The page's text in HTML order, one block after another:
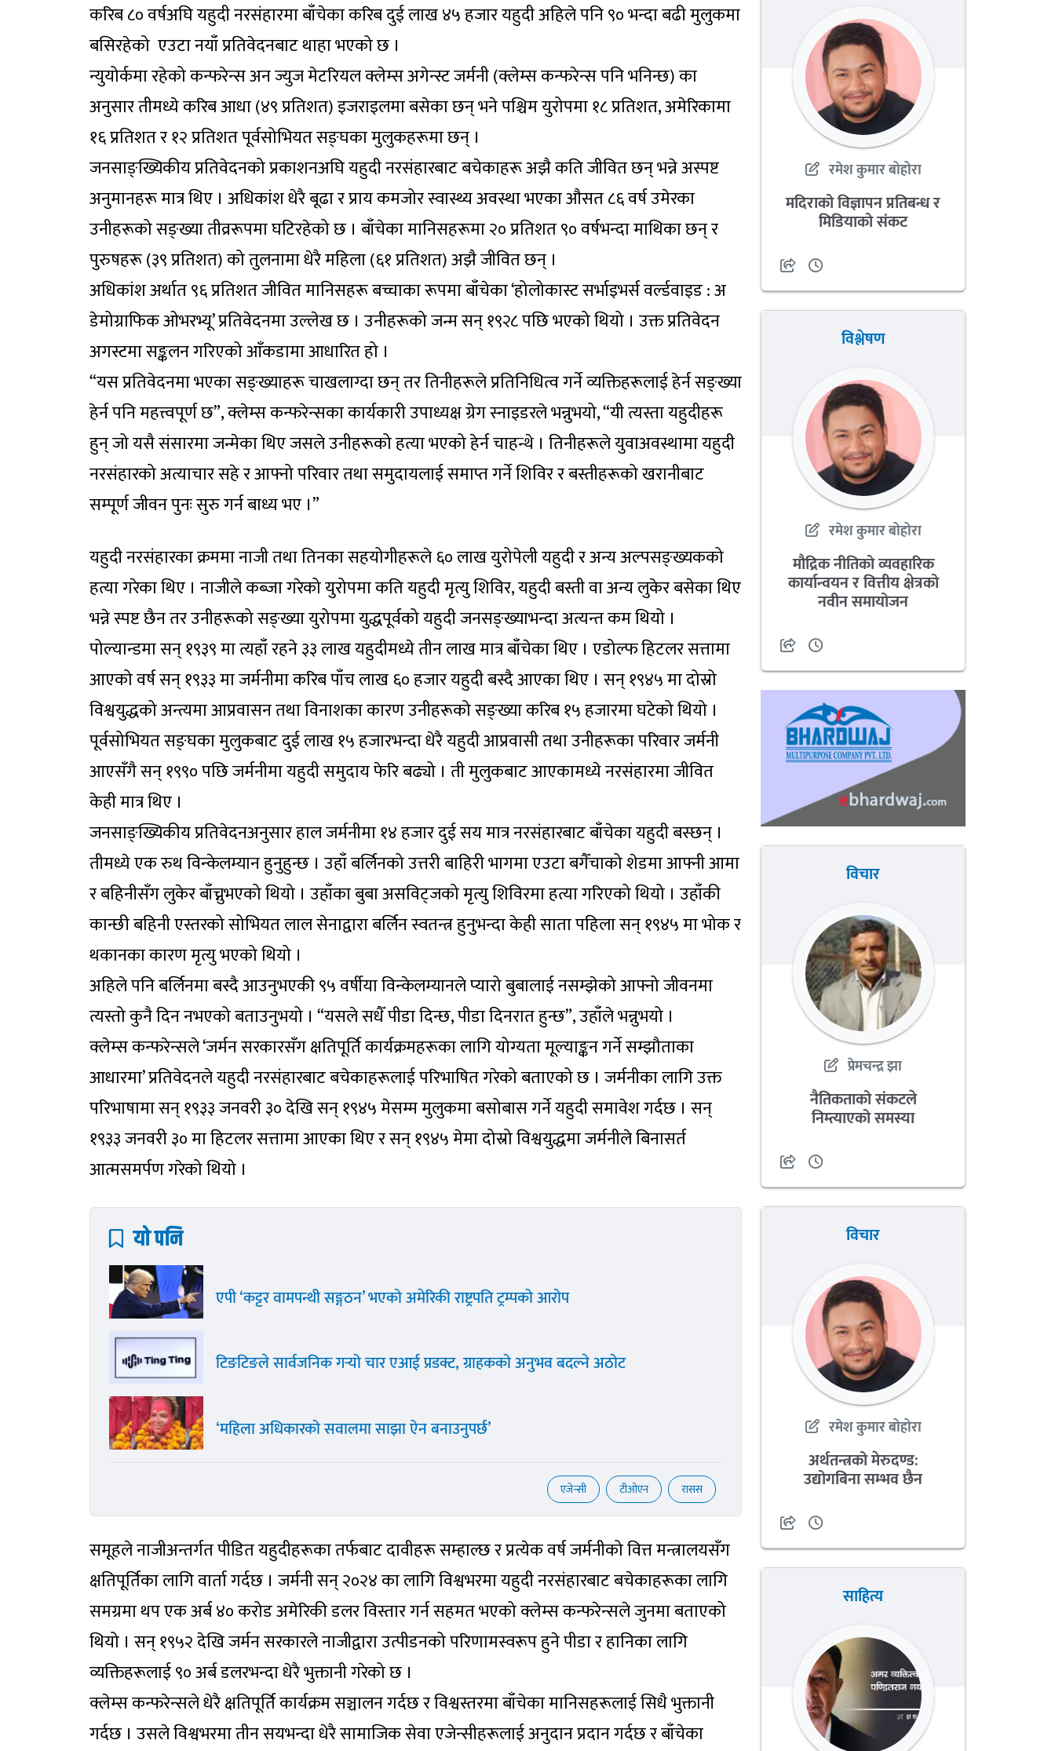
करिब ८० वर्षअघि यहुदी नरसंहारमा बाँचेका करिब दुई लाख ४५ हजार यहुदी अहिले पनि ९० भन्दा बढी मुलुकमा
बसिरहेको एउटा नयाँ प्रतिवेदनबाट थाहा भएको छ ।
न्युयोर्कमा रहेको कन्फरेन्स अन ज्युज मेटरियल क्लेम्स अगेन्स्ट जर्मनी (क्लेम्स कन्फरेन्स पनि भनिन्छ) का
अनुसार तीमध्ये करिब आधा (४९ प्रतिशत) इजराइलमा बसेका छन् भने पश्चिम युरोपमा १८ प्रतिशत, अमेरिकामा
१६ प्रतिशत र १२ प्रतिशत पूर्वसोभियत सङ्घका मुलुकहरूमा छन् ।
जनसाङ्ख्यिकीय प्रतिवेदनको प्रकाशनअघि यहुदी नरसंहारबाट बचेकाहरू अझै कति जीवित छन् भन्ने अस्पष्ट
अनुमानहरू मात्र थिए । अधिकांश धेरै बूढा र प्राय कमजोर स्वास्थ्य अवस्था भएका औसत ८६ वर्ष उमेरका
उनीहरूको सङ्ख्या तीव्ररूपमा घटिरहेको छ । बाँचेका मानिसहरूमा २० प्रतिशत ९० वर्षभन्दा माथिका छन् र
पुरुषहरू (३९ प्रतिशत) को तुलनामा धेरै महिला (६१ प्रतिशत) अझै जीवित छन् ।
अधिकांश अर्थात ९६ प्रतिशत जीवित मानिसहरू बच्चाका रूपमा बाँचेका ‘होलोकास्ट सर्भाइभर्स वर्ल्डवाइड : अ
डेमोग्राफिक ओभरभ्यू’ प्रतिवेदनमा उल्लेख छ । उनीहरूको जन्म सन् १९२८ पछि भएको थियो । उक्त प्रतिवेदन
अगस्टमा सङ्कलन गरिएको आँकडामा आधारित हो ।
“यस प्रतिवेदनमा भएका सङ्ख्याहरू चाखलाग्दा छन् तर तिनीहरूले प्रतिनिधित्व गर्ने व्यक्तिहरूलाई हेर्न सङ्ख्या
हेर्न पनि महत्त्वपूर्ण छ”, क्लेम्स कन्फरेन्सका कार्यकारी उपाध्यक्ष ग्रेग स्नाइडरले भन्नुभयो, “यी त्यस्ता यहुदीहरू
हुन् जो यसै संसारमा जन्मेका थिए जसले उनीहरूको हत्या भएको हेर्न चाहन्थे । तिनीहरूले युवाअवस्थामा यहुदी
नरसंहारको अत्याचार सहे र आफ्नो परिवार तथा समुदायलाई समाप्त गर्ने शिविर र बस्तीहरूको खरानीबाट
सम्पूर्ण जीवन पुनः सुरु गर्न बाध्य भए ।”
यहुदी नरसंहारका क्रममा नाजी तथा तिनका सहयोगीहरूले ६० लाख युरोपेली यहुदी र अन्य अल्पसङ्ख्यकको
हत्या गरेका थिए । नाजीले कब्जा गरेको युरोपमा कति यहुदी मृत्यु शिविर, यहुदी बस्ती वा अन्य लुकेर बसेका थिए
भन्ने स्पष्ट छैन तर उनीहरूको सङ्ख्या युरोपमा युद्धपूर्वको यहुदी जनसङ्ख्याभन्दा अत्यन्त कम थियो ।
पोल्यान्डमा सन् १९३९ मा त्यहाँ रहने ३३ लाख यहुदीमध्ये तीन लाख मात्र बाँचेका थिए । एडोल्फ हिटलर सत्तामा
आएको वर्ष सन् १९३३ मा जर्मनीमा करिब पाँच लाख ६० हजार यहुदी बस्दै आएका थिए । सन् १९४५ मा दोस्रो
विश्वयुद्धको अन्त्यमा आप्रवासन तथा विनाशका कारण उनीहरूको सङ्ख्या करिब १५ हजारमा घटेको थियो ।
पूर्वसोभियत सङ्घका मुलुकबाट दुई लाख १५ हजारभन्दा धेरै यहुदी आप्रवासी तथा उनीहरूका परिवार जर्मनी
आएसँगै सन् १९९० पछि जर्मनीमा यहुदी समुदाय फेरि बढ्यो । ती मुलुकबाट आएकामध्ये नरसंहारमा जीवित
केही मात्र थिए ।
जनसाङ्ख्यिकीय प्रतिवेदनअनुसार हाल जर्मनीमा १४ हजार दुई सय मात्र नरसंहारबाट बाँचेका यहुदी बस्छन् ।
तीमध्ये एक रुथ विन्केलम्यान हुनुहुन्छ । उहाँ बर्लिनको उत्तरी बाहिरी भागमा एउटा बगैँचाको शेडमा आफ्नी आमा
र बहिनीसँग लुकेर बाँच्नुभएको थियो । उहाँका बुबा असविट्जको मृत्यु शिविरमा हत्या गरिएको थियो । उहाँकी
कान्छी बहिनी एस्तरको सोभियत लाल सेनाद्वारा बर्लिन स्वतन्त्र हुनुभन्दा केही साता पहिला सन् १९४५ मा भोक र
थकानका कारण मृत्यु भएको थियो ।
अहिले पनि बर्लिनमा बस्दै आउनुभएकी ९५ वर्षीया विन्केलम्यानले प्यारो बुबालाई नसम्झेको आफ्नो जीवनमा
त्यस्तो कुनै दिन नभएको बताउनुभयो । “यसले सधैँ पीडा दिन्छ, पीडा दिनरात हुन्छ”, उहाँले भन्नुभयो ।
क्लेम्स कन्फरेन्सले ‘जर्मन सरकारसँग क्षतिपूर्ति कार्यक्रमहरूका लागि योग्यता मूल्याङ्कन गर्ने सम्झौताका
आधारमा’ प्रतिवेदनले यहुदी नरसंहारबाट बचेकाहरूलाई परिभाषित गरेको बताएको छ । जर्मनीका लागि उक्त
परिभाषामा सन् १९३३ जनवरी ३० देखि सन् १९४५ मेसम्म मुलुकमा बसोबास गर्ने यहुदी समावेश गर्दछ । सन्
१९३३ जनवरी ३० मा हिटलर सत्तामा आएका थिए र सन् १९४५ मेमा दोस्रो विश्वयुद्धमा जर्मनीले बिनासर्त
आत्मसमर्पण गरेको थियो ।
यो पनि
एपी ‘कट्टर वामपन्थी सङ्गठन’ भएको अमेरिकी राष्ट्रपति ट्रम्पको आरोप
टिङटिङले सार्वजनिक गर्‍यो चार एआई प्रडक्ट, ग्राहकको अनुभव बदल्ने अठोट
‘महिला अधिकारको सवालमा साझा ऐन बनाउनुपर्छ’
एजेन्सी टीओएन रासस
समूहले नाजीअन्तर्गत पीडित यहुदीहरूका तर्फबाट दावीहरू सम्हाल्छ र प्रत्येक वर्ष जर्मनीको वित्त मन्त्रालयसँग
क्षतिपूर्तिका लागि वार्ता गर्दछ । जर्मनी सन् २०२४ का लागि विश्वभरमा यहुदी नरसंहारबाट बचेकाहरूका लागि
समग्रमा थप एक अर्ब ४० करोड अमेरिकी डलर विस्तार गर्न सहमत भएको क्लेम्स कन्फरेन्सले जुनमा बताएको
थियो । सन् १९५२ देखि जर्मन सरकारले नाजीद्वारा उत्पीडनको परिणामस्वरूप हुने पीडा र हानिका लागि
व्यक्तिहरूलाई ९० अर्ब डलरभन्दा धेरै भुक्तानी गरेको छ ।
क्लेम्स कन्फरेन्सले धेरै क्षतिपूर्ति कार्यक्रम सञ्चालन गर्दछ र विश्वस्तरमा बाँचेका मानिसहरूलाई सिधै भुक्तानी
गर्दछ । उसले विश्वभरमा तीन सयभन्दा धेरै सामाजिक सेवा एजेन्सीहरूलाई अनुदान प्रदान गर्दछ र बाँचेका
रमेश कुमार बोहोरा
मदिराको विज्ञापन प्रतिबन्ध र
मिडियाको संकट
विश्लेषण
रमेश कुमार बोहोरा
मौद्रिक नीतिको व्यवहारिक
कार्यान्वयन र वित्तीय क्षेत्रको
नवीन समायोजन
विचार
प्रेमचन्द्र झा
नैतिकताको संकटले
निम्त्याएको समस्या
विचार
रमेश कुमार बोहोरा
अर्थतन्त्रको मेरुदण्ड:
उद्योगबिना सम्भव छैन
साहित्य